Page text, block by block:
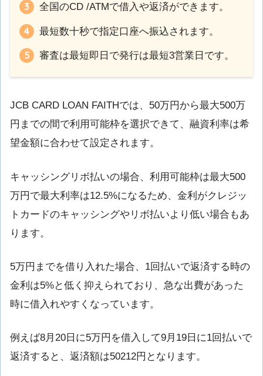
全国のCD /ATMで借入や返済ができます。
最短数十秒で指定口座へ振込されます。
審査は最短即日で発行は最短3営業日です。
JCB CARD LOAN FAITHでは、50万円から最大500万
円までの間で利用可能枠を選択できて、融資利率は希
望金額に合わせて設定されます。
キャッシングリボ払いの場合、利用可能枠は最大500
万円で最大利率は12.5%になるため、金利がクレジッ
トカードのキャッシングやリボ払いより低い場合もあ
ります。
5万円までを借り入れた場合、1回払いで返済する時の
金利は5%と低く抑えられており、急な出費があった
時に借入れやすくなっています。
例えば8月20日に5万円を借入して9月19日に1回払いで
返済すると、返済額は50212円となります。